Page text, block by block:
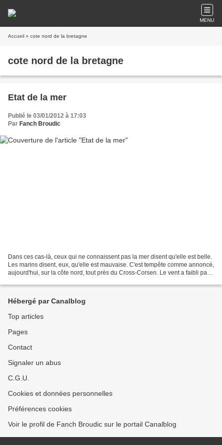
MENU
Accueil » cote nord de la bretagne
cote nord de la bretagne
Etat de la mer
Publié le 03/01/2012 à 17:03
Par Fanch Broudic
Dans ces cas-là, ceux qui ne connaissent pas la mer disent qu'elle est belle.
Les marins disent, eux, qu'elle est mauvaise. C'est tempête comme annoncé,
aujourd'hui, sur la côte nord, tout près du Cross-Corsen. Le vent a faibli par
Hébergé par Canalblog
Top articles
Pages
Contact
Signaler un abus
C.G.U.
Cookies et données personnelles
Préférences cookies
Voir le profil de Fanch Broudic sur le portail Canalblog